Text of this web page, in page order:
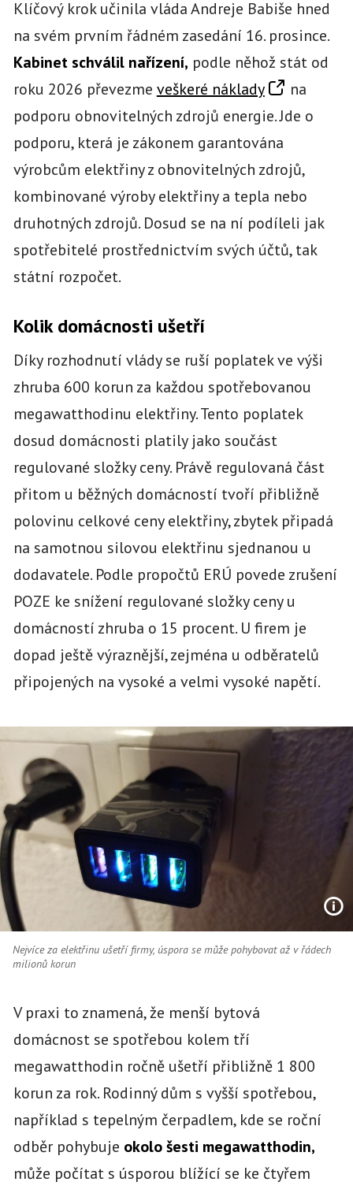
Klíčový krok učinila vláda Andreje Babiše hned
na svém prvním řádném zasedání 16. prosince.
Kabinet schválil nařízení, podle něhož stát od
roku 2026 převezme veškeré náklady
na
podporu obnovitelných zdrojů energie. Jde o
podporu, která je zákonem garantována
výrobcům elektřiny z obnovitelných zdrojů,
kombinované výroby elektřiny a tepla nebo
druhotných zdrojů. Dosud se na ní podíleli jak
spotřebitelé prostřednictvím svých účtů, tak
státní rozpočet.
Kolik domácnosti ušetří
Díky rozhodnutí vlády se ruší poplatek ve výši
zhruba 600 korun za každou spotřebovanou
megawatthodinu elektřiny. Tento poplatek
dosud domácnosti platily jako součást
regulované složky ceny. Právě regulovaná část
přitom u běžných domácností tvoří přibližně
polovinu celkové ceny elektřiny, zbytek připadá
na samotnou silovou elektřinu sjednanou u
dodavatele. Podle propočtů ERÚ povede zrušení
POZE ke snížení regulované složky ceny u
domácností zhruba o 15 procent. U firem je
dopad ještě výraznější, zejména u odběratelů
připojených na vysoké a velmi vysoké napětí.
Nejvíce za elektřinu ušetří firmy, úspora se může pohybovat až v řádech
milionů korun
V praxi to znamená, že menší bytová
domácnost se spotřebou kolem tří
megawatthodin ročně ušetří přibližně 1 800
korun za rok. Rodinný dům s vyšší spotřebou,
například s tepelným čerpadlem, kde se roční
odběr pohybuje okolo šesti megawatthodin,
může počítat s úsporou blížící se ke čtyřem